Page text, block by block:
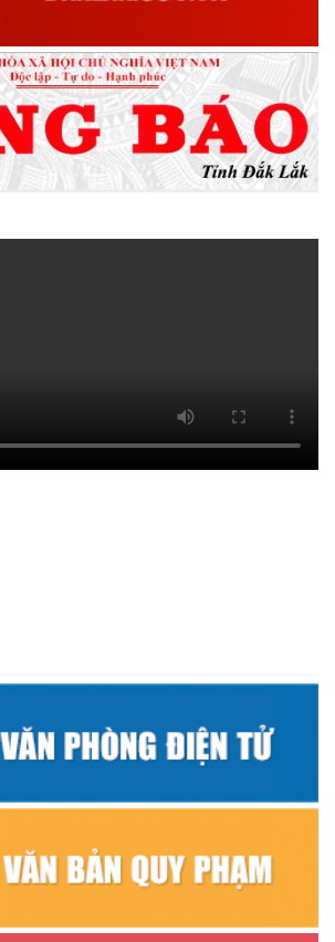
CÔNG BỐ CÁC QUYẾT ĐỊNH VỀ CÔNG
KINH TẾ CỦA THANH NIÊN XÃ CƯ M’TA
XÃ HỘI TIẾP TỤC PHÁT HUY HIỆU QUẢ,
PHÒNG, CHỐNG NGẬP ÚNG, BẢO VỆ
M'TA